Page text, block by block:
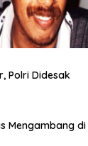
Polri Didesak
Mengambang di